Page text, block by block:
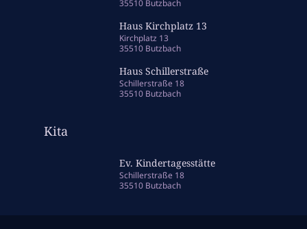
35510 Butzbach
Haus Kirchplatz 13
Kirchplatz 13
35510 Butzbach
Haus Schillerstraße
Schillerstraße 18
35510 Butzbach
Kita
Ev. Kindertagesstätte
Schillerstraße 18
35510 Butzbach